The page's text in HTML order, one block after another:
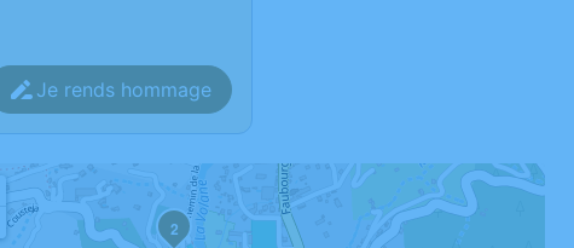
Je rends hommage
2